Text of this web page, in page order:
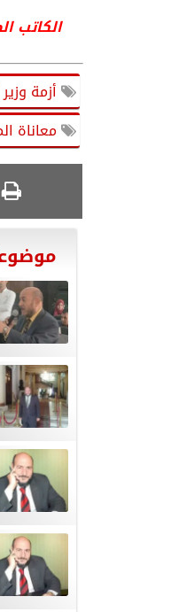
الكاتب
أزمة
معاناة